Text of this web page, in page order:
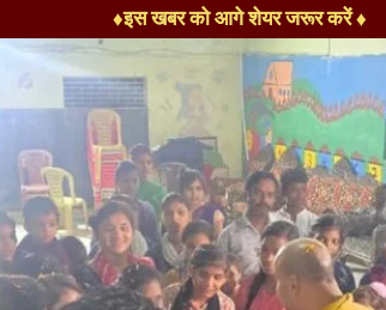
♦इस खबर को आगे शेयर जरूर करें ♦